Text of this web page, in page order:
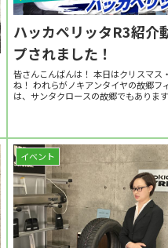
ハッカペリッタR3紹介
プされました！
皆さんこんばんは！ 本日はクリスマス
ね！ われらがノキアンタイヤの故郷フ
は、サンタクロースの故郷でもありま
イベント